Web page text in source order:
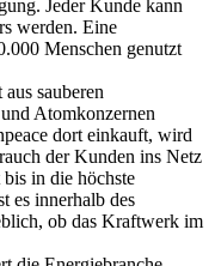
Jeder Kunde kann
werden. Eine
Menschen genutzt
sauberen
Atomkonzernen
dort einkauft, wird
der Kunden ins Netz
in die höchste
es innerhalb des
ob das Kraftwerk im